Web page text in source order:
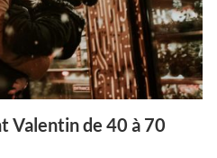
Valentin de 40 à 70